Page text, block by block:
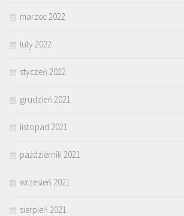
marzec 2022
luty 2022
styczeń 2022
grudzień 2021
listopad 2021
październik 2021
wrzesień 2021
sierpień 2021